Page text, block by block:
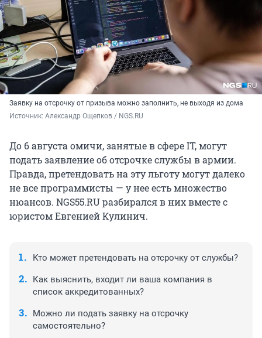
Заявку на отсрочку от призыва можно заполнить, не выходя из дома
Источник: Александр Ощепков / NGS.RU
До 6 августа омичи, занятые в сфере IT, могут
подать заявление об отсрочке службы в армии.
Правда, претендовать на эту льготу могут далеко
не все программисты — у нее есть множество
нюансов. NGS55.RU разбирался в них вместе с
юристом Евгенией Кулинич.
Кто может претендовать на отсрочку от службы?
Как выяснить, входит ли ваша компания в
список аккредитованных?
Можно ли подать заявку на отсрочку
самостоятельно?